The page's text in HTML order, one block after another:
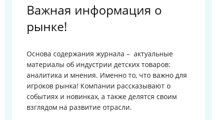
Важная информация о
рынке!
Основа содержания журнала – актуальные
материалы об индустрии детских товаров:
аналитика и мнения. Именно то, что важно для
игроков рынка! Компании рассказывают о
событиях и новинках, а также делятся своим
взглядом на развитие отрасли.